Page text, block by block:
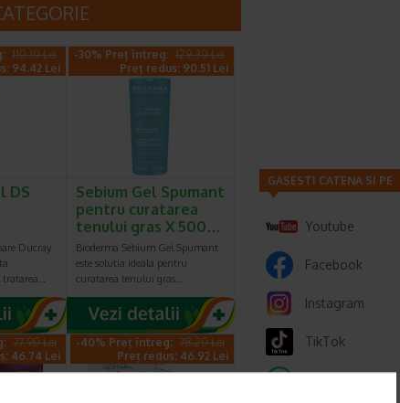
110.10 Lei
94.42 Lei
DS
Ducray
tratarea…
-30% Preț întreg: 129,30 Lei
Preț redus: 90.51 Lei
Sebium Gel Spumant
pentru curatarea
tenului gras X 500…
Bioderma Sebium Gel Spumant
este solutia ideala pentru
curatarea tenului gras…
77.90 Lei
46.74 Lei
-40% Preț întreg: 78.20 Lei
Preț redus: 46.92 Lei
GASESTI CATENA SI PE
Youtube
Facebook
Instagram
TikTok